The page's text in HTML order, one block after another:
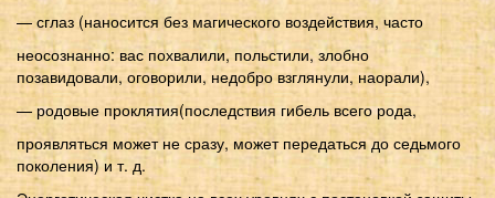
— сглаз (наносится без магического воздействия, часто
неосознанно: вас похвалили, польстили, злобно
позавидовали, оговорили, недобро взглянули, наорали),
— родовые проклятия(последствия гибель всего рода,
проявляться может не сразу, может передаться до седьмого
поколения) и т. д.